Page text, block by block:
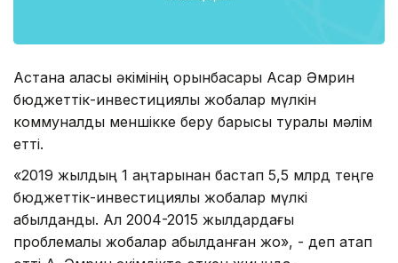
Астана қаласы әкімінің орынбасары Асқар Әмрин
бюджеттік-инвестициялық жобалар мүлкін
коммуналдық меншікке беру барысы туралы мәлім
етті.
«2019 жылдың 1 қаңтарынан бастап 5,5 млрд теңге
бюджеттік-инвестициялық жобалар мүлкі
қабылданды. Ал 2004-2015 жылдардағы
проблемалық жобалар қабылданған жоқ», - деп атап